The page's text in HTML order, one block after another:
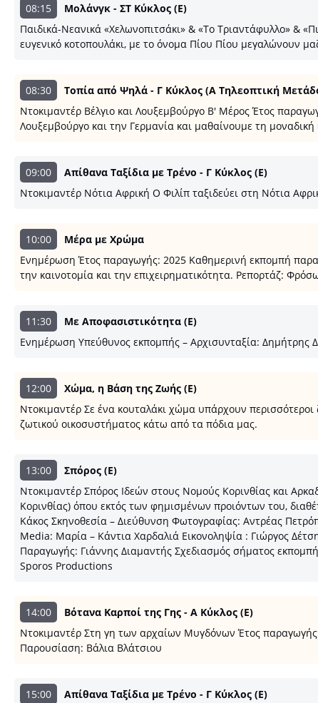
08:15
Μολάνγκ - ΣΤ Κύκλος (E)
Παιδικά-Νεανικά «Χελωνοπιτσάκι» & «Το Τριαντάφυλλο» &
ευγενικό κοτοπουλάκι, με το όνομα Πίου Πίου μεγαλώνουν
08:30
Τοπία από Ψηλά - Γ Κύκλος (Α Τηλεοπτική
Ντοκιμαντέρ Βέλγιο και Λουξεμβούργο Β' Μέρος Έτος
Λουξεμβούργο και την Γερμανία και μαθαίνουμε τη μοναδική
09:00
Απίθανα Ταξίδια με Τρένο - Γ Κύκλος (E)
Ντοκιμαντέρ Νότια Αφρική Ο Φιλίπ ταξιδεύει στη Νότια
10:00
Μέρα με Χρώμα
Ενημέρωση Έτος παραγωγής: 2025 Καθημερινή εκπομπή
την καινοτομία και την επιχειρηματικότητα. Ρεπορτάζ:
11:30
Με Αποφασιστικότητα (E)
Ενημέρωση Υπεύθυνος εκπομπής – Αρχισυνταξία:
12:00
Χώμα, η Βάση της Ζωής (E)
Ντοκιμαντέρ Σε ένα κουταλάκι χώμα υπάρχουν
ζωτικού οικοσυστήματος κάτω από τα πόδια μας.
13:00
Σπόρος (E)
Ντοκιμαντέρ Σπόρος Ιδεών στους Νομούς Κορινθίας και
Κορινθίας) όπου εκτός των φημισμένων προιόντων του,
Κάκος Σκηνοθεσία – Διεύθυνση Φωτογραφίας: Αντρέας
Media: Μαρία – Κάντια Χαρδαλιά Εικονοληψία : Γιώργος
Παραγωγής: Γιάννης Διαμαντής Σχεδιασμός σήματος
Sporos Productions
14:00
Βότανα Καρποί της Γης - Α Κύκλος (E)
Ντοκιμαντέρ Στη γη των αρχαίων Μυγδόνων Έτος
Παρουσίαση: Βάλια Βλάτσιου
15:00
Απίθανα Ταξίδια με Τρένο - Γ Κύκλος (E)